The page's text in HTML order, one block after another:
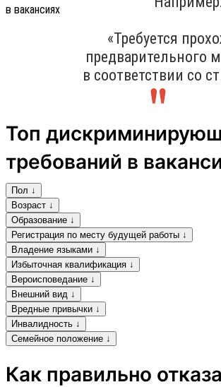
«Требуется
предварительного
в соответствии со
Топ
требований в
Пол ↓
Возраст ↓
Образование ↓
Регистрация по месту будущей работы ↓
Владение языками ↓
Избыточная квалификация ↓
Вероисповедание ↓
Внешний вид ↓
Вредные привычки ↓
Инвалидность ↓
Семейное положение ↓
Как правильно